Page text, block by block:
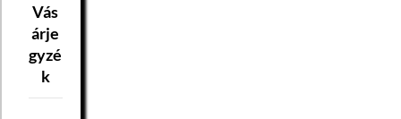
Vás
árje
gyzé
k